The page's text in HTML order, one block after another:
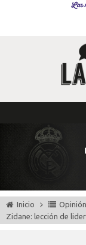
Las
Inicio
Opinión
Zidane: lección de